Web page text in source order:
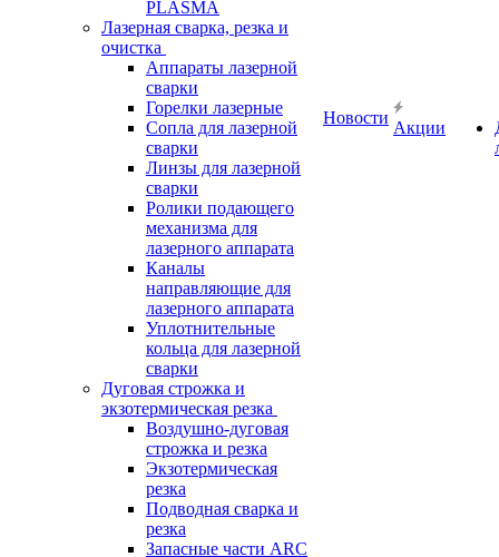
PLASMA
Лазерная сварка, резка и
очистка
Аппараты лазерной
сварки
Горелки лазерные
Сопла для лазерной
сварки
Линзы для лазерной
сварки
Ролики подающего
механизма для
лазерного аппарата
Каналы
направляющие для
лазерного аппарата
Уплотнительные
кольца для лазерной
сварки
Дуговая строжка и
экзотермическая резка
Воздушно-дуговая
строжка и резка
Экзотермическая
резка
Подводная сварка и
резка
Запасные части ARC
Новости
Акции